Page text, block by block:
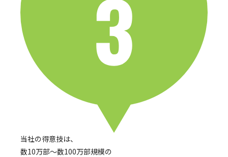
当社の得意技は、
数10万部～数100万部規模の